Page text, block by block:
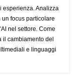
esperienza. Analizza
un focus particolare
nel settore. Come
il cambiamento del
e linguaggi